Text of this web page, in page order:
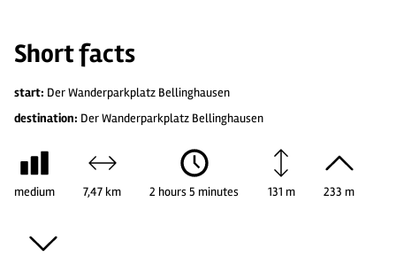
Short facts
start: Der Wanderparkplatz Bellinghausen
destination: Der Wanderparkplatz Bellinghausen
medium 7,47 km 2 hours 5 minutes 131 m 233 m